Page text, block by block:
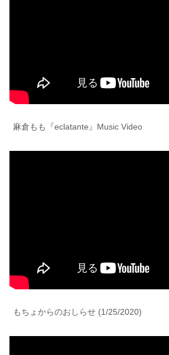
麻倉もも『eclatante』Music Video
もちょからのおしらせ (1/25/2020)